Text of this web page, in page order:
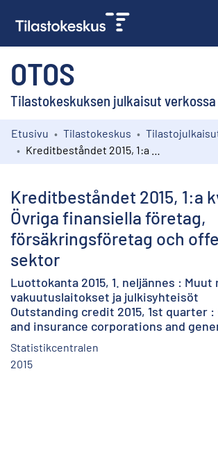
OTOS
Tilastokeskuksen julkaisut verkossa
Kokoelmat
Etusivu Tilastokeskus
Kreditbeståndet 2015, 1:a
Övriga finansiella företag,
försäkringsföretag och
sektor
Luottokanta 2015, 1. neljännes :
vakuutuslaitokset ja julkisyhteisöt
Outstanding credit 2015, 1st quarter
and insurance corporations and
Statistikcentralen
2015